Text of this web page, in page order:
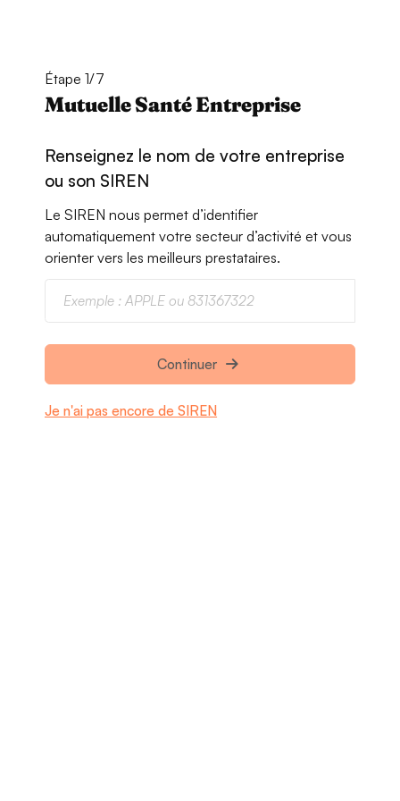
Étape 1/7
Mutuelle Santé Entreprise
Renseignez le nom de votre entreprise
ou son SIREN
Le SIREN nous permet d’identifier
automatiquement votre secteur d’activité et vous
orienter vers les meilleurs prestataires.
Continuer
Je n'ai pas encore de SIREN